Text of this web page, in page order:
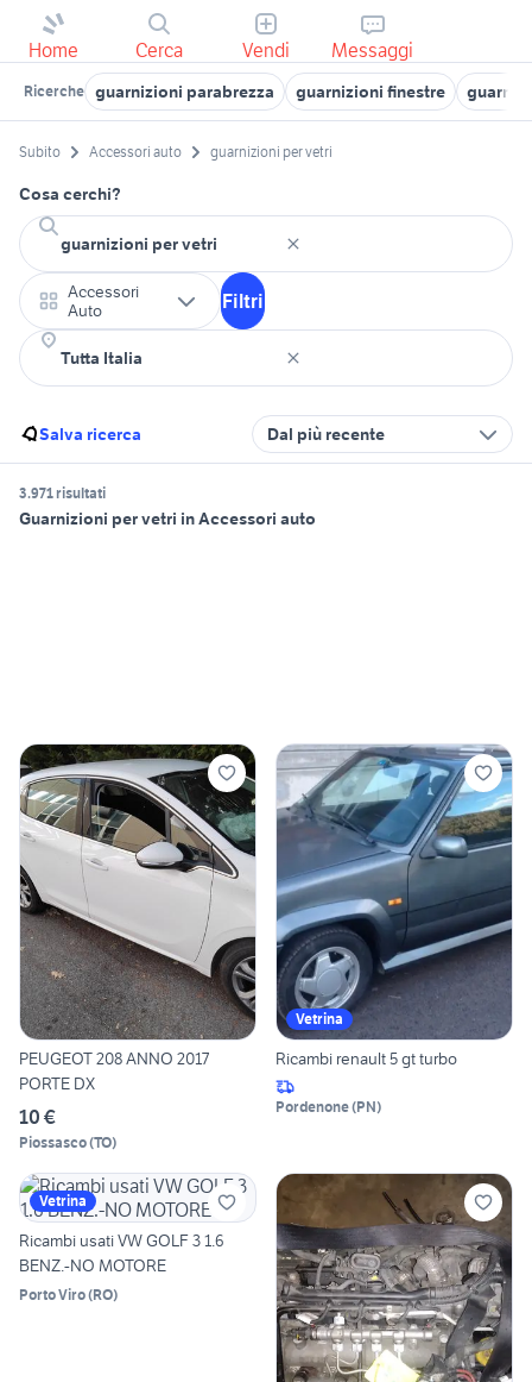
Home Cerca Vendi Messaggi
Ricerche guarnizioni parabrezza guarnizioni finestre
Subito Accessori auto guarnizioni per vetri
Cosa cerchi?
Accessori
Auto
Filtri
Salva ricerca Dal più recente
3.971 risultati
Guarnizioni per vetri in Accessori auto
PEUGEOT 208 ANNO 2017
PORTE DX
10 €
Piossasco(TO)
Vetrina
Ricambi renault 5 gt turbo
Pordenone(PN)
Vetrina
Ricambi usati VW GOLF 3 1.6
BENZ.-NO MOTORE
Porto Viro(RO)